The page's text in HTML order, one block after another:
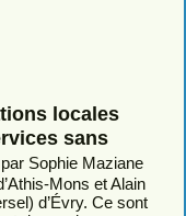
locales
sans
Sophie Maziane
Mons et Alain
d’Évry. Ce sont